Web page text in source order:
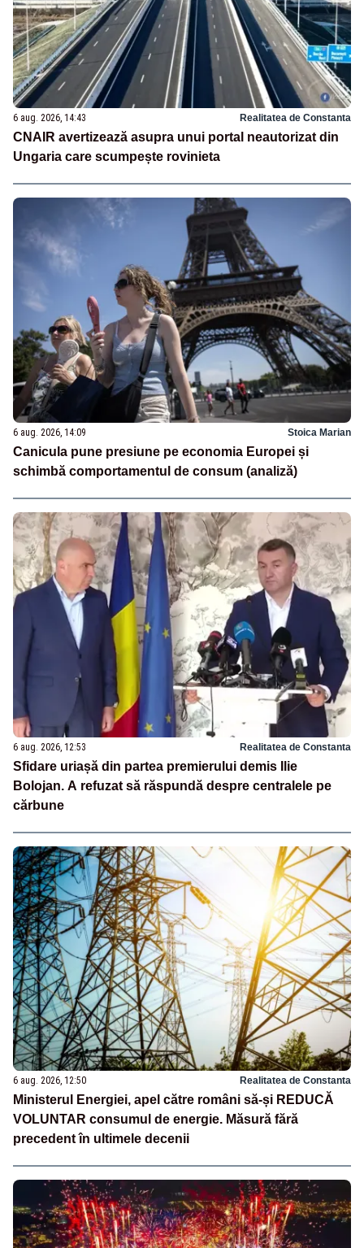
6 aug. 2026, 14:43 Realitatea de Constanta
CNAIR avertizează asupra unui portal neautorizat din
Ungaria care scumpește rovinieta
6 aug. 2026, 14:09 Stoica Marian
Canicula pune presiune pe economia Europei și
schimbă comportamentul de consum (analiză)
6 aug. 2026, 12:53 Realitatea de Constanta
Sfidare uriașă din partea premierului demis Ilie
Bolojan. A refuzat să răspundă despre centralele pe
cărbune
6 aug. 2026, 12:50 Realitatea de Constanta
Ministerul Energiei, apel către români să-și REDUCĂ
VOLUNTAR consumul de energie. Măsură fără
precedent în ultimele decenii